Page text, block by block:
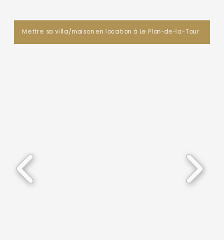
Mettre sa villa/maison en location à Le Plan-de-la-Tour